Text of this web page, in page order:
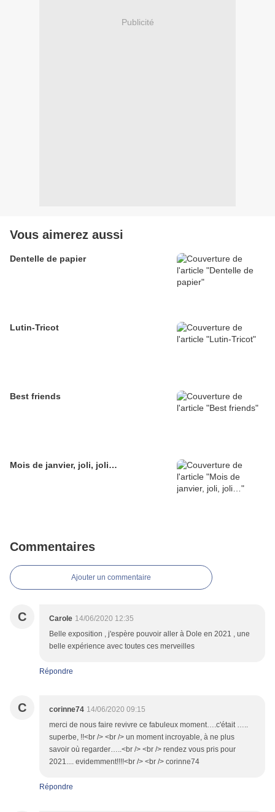
Publicité
Vous aimerez aussi
Dentelle de papier
Lutin-Tricot
Best friends
Mois de janvier, joli, joli…
Commentaires
Ajouter un commentaire
C Carole 14/06/2020 12:35
Belle exposition , j'espère pouvoir aller à Dole en 2021 , une
belle expérience avec toutes ces merveilles
Répondre
C corinne74 14/06/2020 09:15
merci de nous faire revivre ce fabuleux moment….c'était …..
superbe, !!<br /> <br /> un moment incroyable, à ne plus
savoir où regarder…..<br /> <br /> rendez vous pris pour
2021.... evidemment!!!!<br /> <br /> corinne74
Répondre